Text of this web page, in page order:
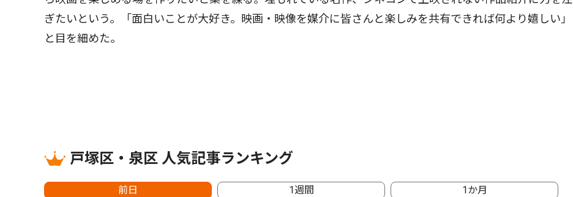
ぎたいという。「面白いことが大好き。映画・映像を媒介に皆さんと楽しみを共有できれば何より嬉しい」
と目を細めた。
戸塚区・泉区 人気記事ランキング
前日 1週間 1か月